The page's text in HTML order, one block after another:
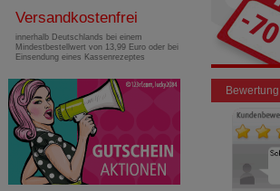
Versandkostenfrei
innerhalb Deutschlands bei einem
Mindestbestellwert von 13,99 Euro oder bei
Einsendung eines Kassenrezeptes
Bewertung